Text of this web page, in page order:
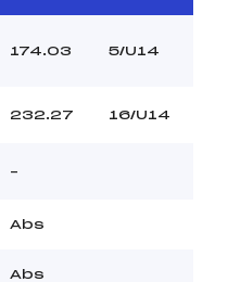
174.03 5/U14
232.27 16/U14
–
Abs
Abs